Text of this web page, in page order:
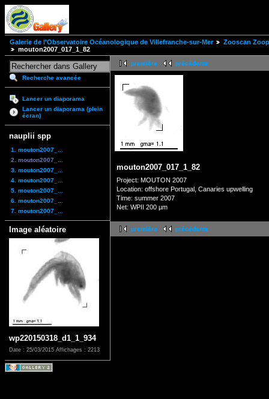
Galerie de l'Observatoire Océanologique de Villefranche-sur-Mer
Zooscan
mouton2007_017_1_82
Recherche avancée
Lancer un diaporama
Lancer un diaporama (plein
écran)
nauplii spp
1. mouton2007_...
2. mouton2007_...
3. mouton2007_...
4. mouton2007_...
5. mouton2007_...
6. mouton2007_...
7. mouton2007_...
Image aléatoire
wp220150318_d1_1_934
Date : 25/03/2015 Affichages : 2213
première précédente
mouton2007_017_1_82
Project: MOUTON 2007
Location: offshore Portugal, Canaries upwelling
Time: summer 2007
Net: WPII 200 µm
première précédente